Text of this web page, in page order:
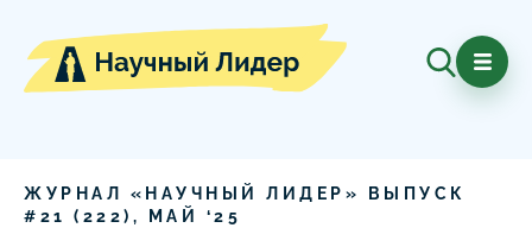
ЖУРНАЛ «НАУЧНЫЙ ЛИДЕР» ВЫПУСК
# 21 ( 222), МАЙ ‘25